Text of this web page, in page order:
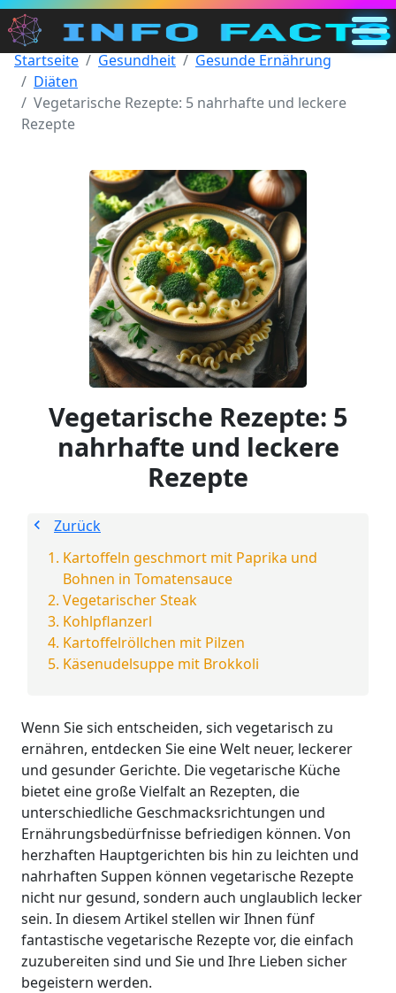
Hauptseite
DE
Sonstiges
Startseite Gesundheit
Gesunde Ernährung
Diäten
Vegetarische Rezepte: 5 nahrhafte und leckere
Rezepte
Vegetarische Rezepte: 5
nahrhafte und leckere
Rezepte
Zurück
Kartoffeln geschmort mit Paprika und
Bohnen in Tomatensauce
Vegetarischer Steak
Kohlpflanzerl
Kartoffelröllchen mit Pilzen
Käsenudelsuppe mit Brokkoli
Wenn Sie sich entscheiden, sich vegetarisch zu
ernähren, entdecken Sie eine Welt neuer, leckerer
und gesunder Gerichte. Die vegetarische Küche
bietet eine große Vielfalt an Rezepten, die
unterschiedliche Geschmacksrichtungen und
Ernährungsbedürfnisse befriedigen können. Von
herzhaften Hauptgerichten bis hin zu leichten und
nahrhaften Suppen können vegetarische Rezepte
nicht nur gesund, sondern auch unglaublich lecker
sein. In diesem Artikel stellen wir Ihnen fünf
fantastische vegetarische Rezepte vor, die einfach
zuzubereiten sind und Sie und Ihre Lieben sicher
begeistern werden.